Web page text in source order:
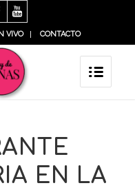
VIVO CONTACTO
EN LA